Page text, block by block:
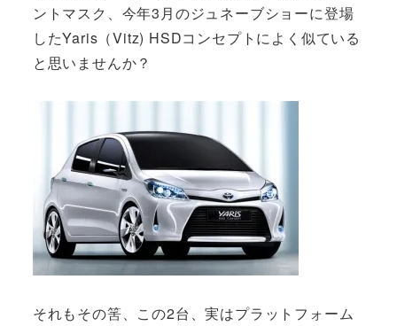
ントマスク、今年3月のジュネーブショーに登場
したYaris（Vitz) HSDコンセプトによく似ている
と思いませんか？
それもその筈、この2台、実はプラットフォーム